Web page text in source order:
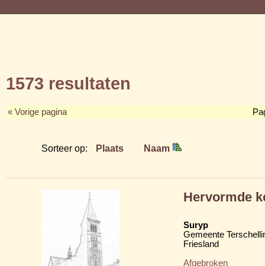
1573 resultaten
« Vorige pagina
Sorteer op: Plaats Naam
Hervormde
Suryp
Gemeente
Friesland
Afgebroken